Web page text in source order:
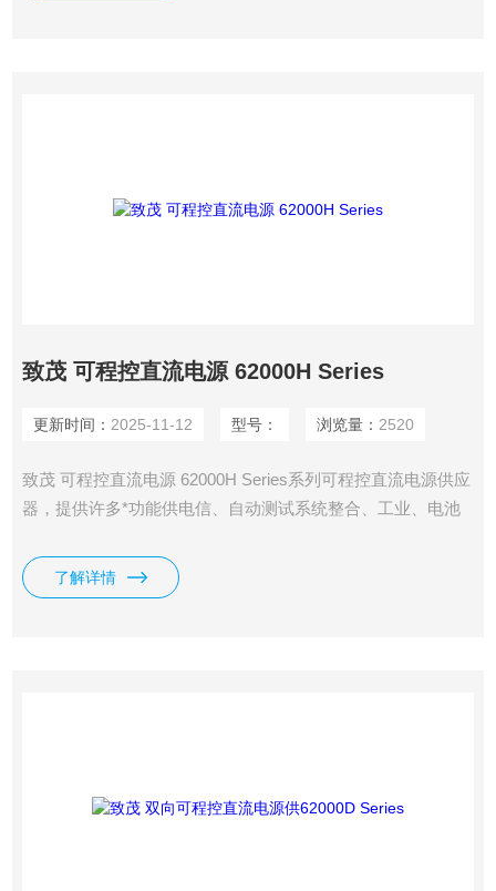
致茂 可程控直流电源 62000H Series
更新时间： 2025-11-12 型号： 浏览量： 2520
致茂 可程控直流电源 62000H Series系列可程控直流电源供应
器，提供许多*功能供电信、自动测试系统整合、工业、电池
包括3U中的15KW高功率密度、精准的输出 电流和电压量测、
输出触发信号，以及可仿真复杂的DC瞬时波形以便测试设备
了解详情